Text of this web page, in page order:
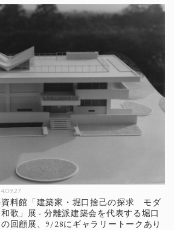
料館「建築家・堀口捨己の探求 モダ
歌」展 - 分離派建築会を代表する堀口
回顧展、9/28にギャラリートークあり